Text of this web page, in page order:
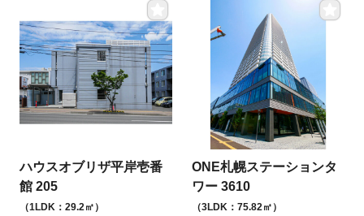
ハウスオブリザ平岸壱番
館 205
（1LDK：29.2㎡）
ONE札幌ステーションタ
ワー 3610
（3LDK：75.82㎡）